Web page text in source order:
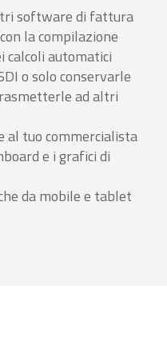
software di fattura
la compilazione
calcoli automatici
o solo conservarle
ad altri
tuo commercialista
e i grafici di
da mobile e tablet